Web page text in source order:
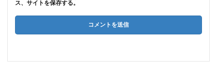
ス、サイトを保存する。